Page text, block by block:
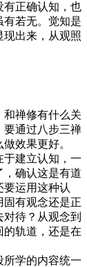
有正确认知，也
有若无。觉知是
现出来，从观照
禅修有什么关
要通过八步三禅
效果更好。
建立认知，一
，确认这是有道
运用这种认
有观念还是正
待？从观念到
的轨道，还是在
学的内容统一